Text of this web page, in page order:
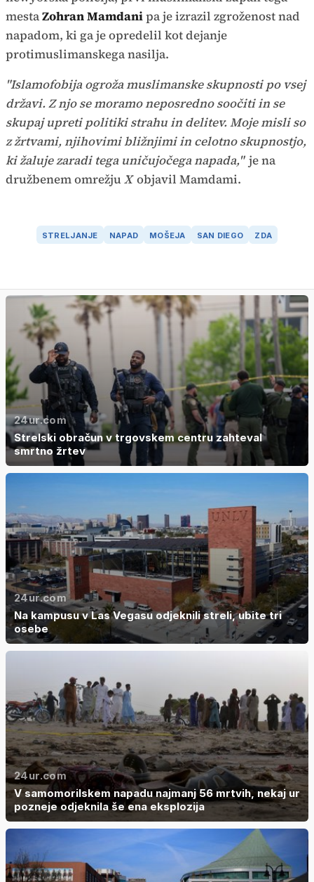
mestaZohran Mamdanipa je izrazil zgroženost nad
napadom, ki ga je opredelil kot dejanje
protimuslimanskega nasilja.
"Islamofobija ogroža muslimanske skupnosti po vsej
državi. Z njo se moramo neposredno soočiti in se
skupaj upreti politiki strahu in delitev. Moje misli so
z žrtvami, njihovimi bližnjimi in celotno skupnostjo,
ki žaluje zaradi tega uničujočega napada," je na
družbenem omrežjuX objavil Mamdami.
STRELJANJE NAPAD MOŠEJA SAN DIEGO ZDA
24ur.com
Strelski obračun v trgovskem centru zahteval
smrtno žrtev
24ur.com
Na kampusu v Las Vegasu odjeknili streli, ubite tri
osebe
24ur.com
V samomorilskem napadu najmanj 56 mrtvih, nekaj ur
pozneje odjeknila še ena eksplozija